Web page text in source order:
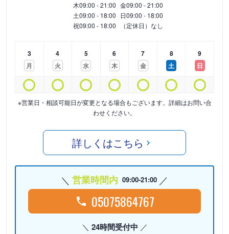
木09:00 - 21:00 金09:00 - 21:00
土09:00 - 18:00 日09:00 - 18:00
祝09:00 - 18:00 （定休日）なし
3
月
4
火
5
水
6
木
7
金
8
土
9
日
※営業日・相談可能日が変更となる場合もございます。詳細はお問い合
わせください。
詳しくはこちら
営業時間内 09:00-21:00
05075864767
24時間受付中